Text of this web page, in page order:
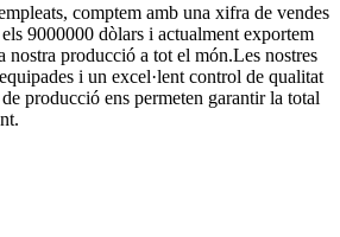
comptem amb una xifra de vendes
9000000 dòlars i actualment exportem
nostra producció a tot el món.Les nostres
i un excel·lent control de qualitat
de producció ens permeten garantir la total